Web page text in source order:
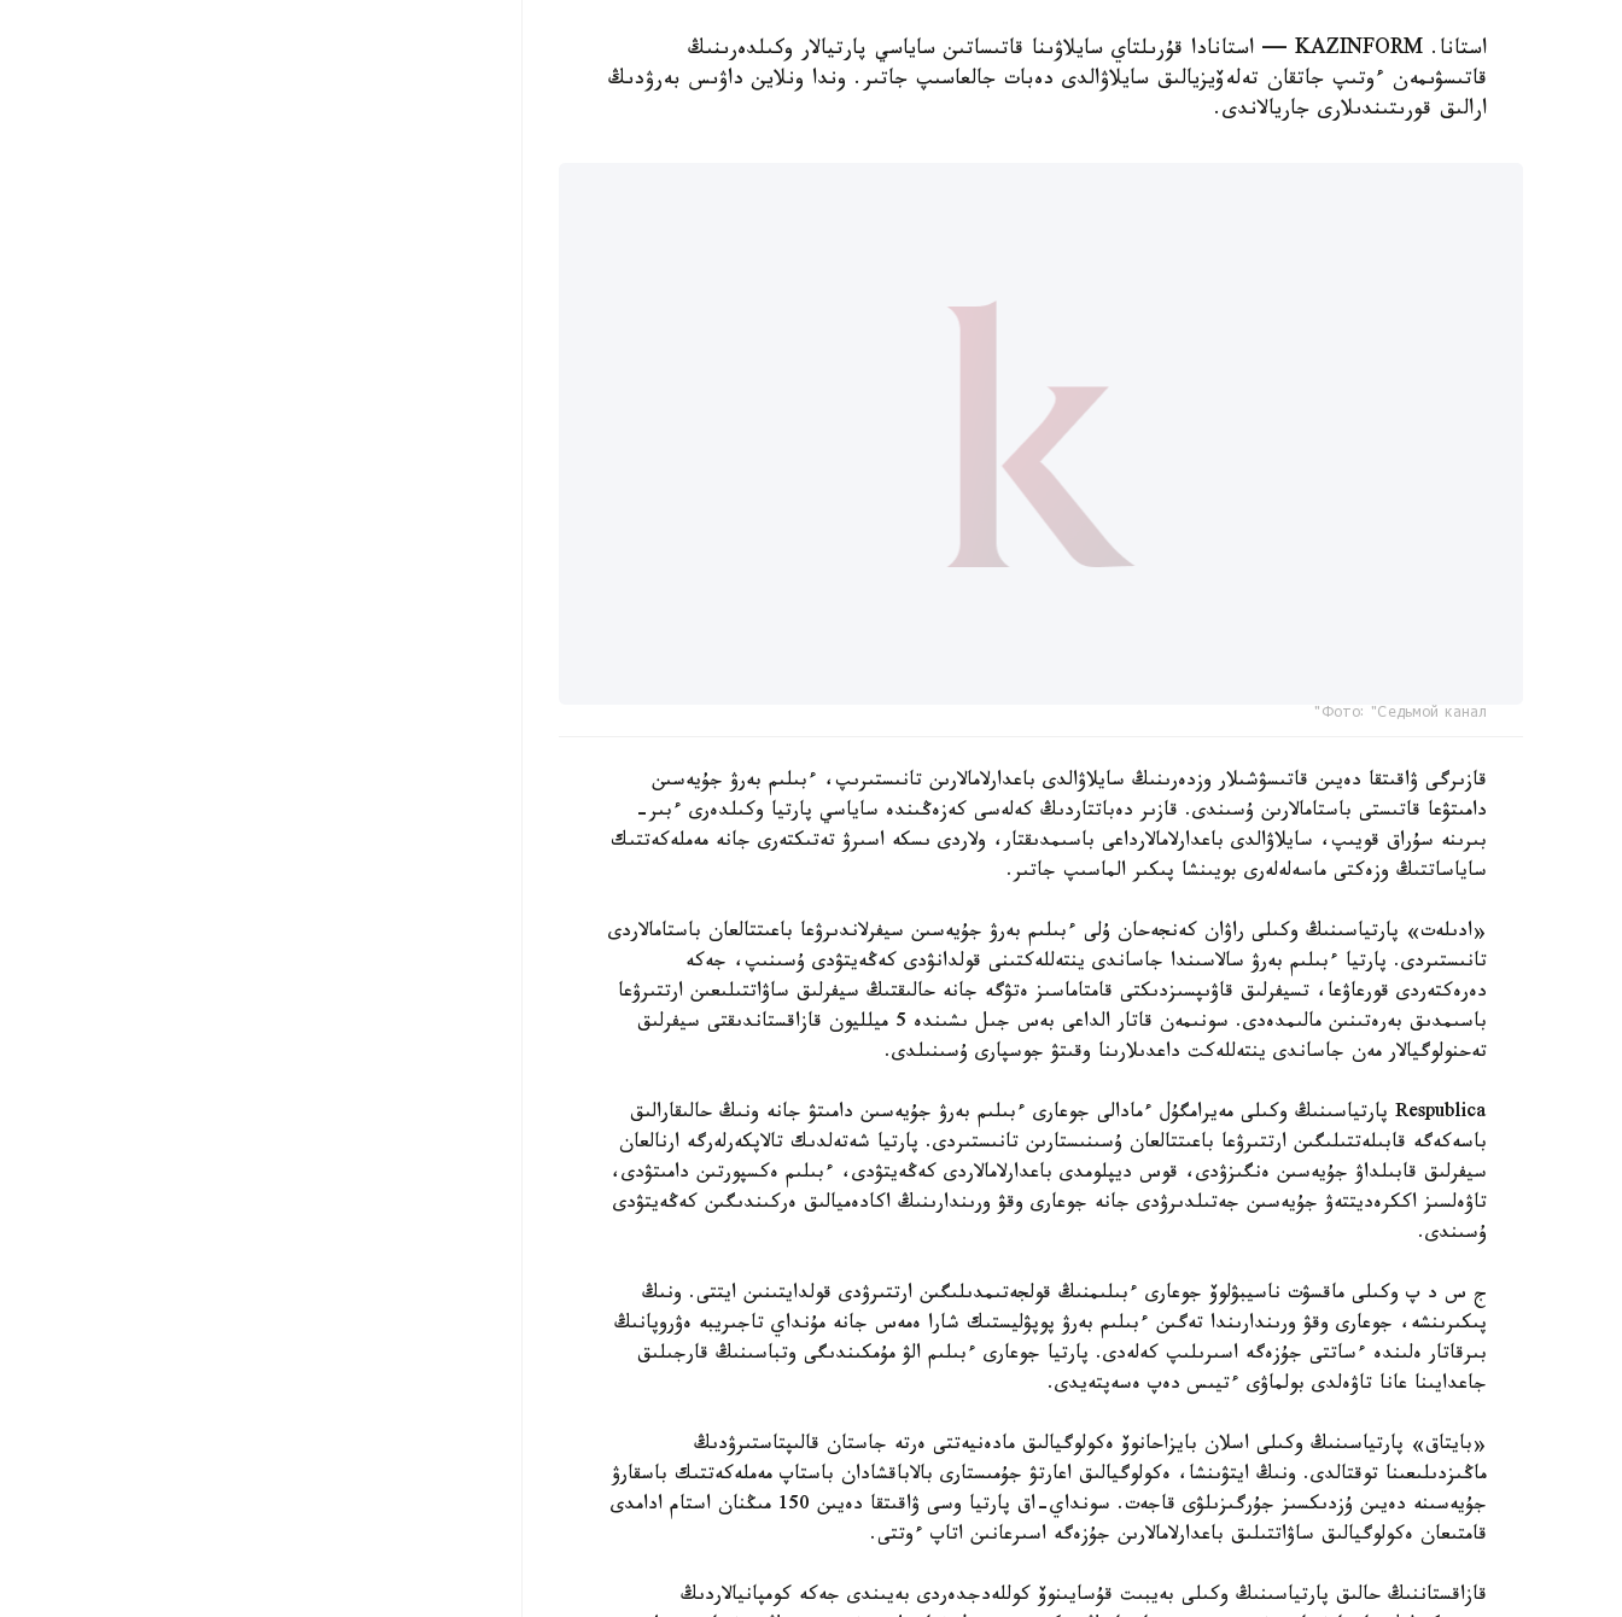
استانا. KAZINFORM — استانادا قۇرىلتاي سايلاۋىنا قاتىساتىن ساياسي پارتيالار وكىلدەرىنىڭ
قاتىسۋىمەن ءوتىپ جاتقان تەلەۆيزيالىق سايلاۋالدى دەبات جالعاسىپ جاتىر. وندا ونلاين داۋىس بەرۋدىڭ
ارالىق قورىتىندىلارى جاريالاندى.
Фото: "Седьмой канал"
قازىرگى ۋاقىتقا دەيىن قاتىسۋشىلار وزدەرىنىڭ سايلاۋالدى باعدارلامالارىن تانىستىرىپ، ءبىلىم بەرۋ جۇيەسىن
دامىتۋعا قاتىستى باستامالارىن ۇسىندى. قازىر دەباتتاردىڭ كەلەسى كەزەڭىندە ساياسي پارتيا وكىلدەرى ءبىر-
بىرىنە سۇراق قويىپ، سايلاۋالدى باعدارلامالارداعى باسىمدىقتار، ولاردى ىسكە اسىرۋ تەتىكتەرى جانە مەملەكەتتىك
ساياساتتىڭ وزەكتى ماسەلەلەرى بويىنشا پىكىر الماسىپ جاتىر.
«ادىلەت» پارتياسىنىڭ وكىلى راۋان كەنجەحان ۇلى ءبىلىم بەرۋ جۇيەسىن سيفرلاندىرۋعا باعىتتالعان باستامالاردى
تانىستىردى. پارتيا ءبىلىم بەرۋ سالاسىندا جاساندى ينتەللەكتىنى قولدانۋدى كەڭەيتۋدى ۇسىنىپ، جەكە
دەرەكتەردى قورعاۋعا، تسيفرلىق قاۋىپسىزدىكتى قامتاماسىز ەتۋگە جانە حالىقتىڭ سيفرلىق ساۋاتتىلىعىن ارتتىرۋعا
باسىمدىق بەرەتىنىن مالىمدەدى. سونىمەن قاتار الداعى بەس جىل ىشىندە 5 ميلليون قازاقستاندىقتى سيفرلىق
تەحنولوگيالار مەن جاساندى ينتەللەكت داعدىلارىنا وقىتۋ جوسپارى ۇسىنىلدى.
Respublica پارتياسىنىڭ وكىلى مەيرامگۇل ءمادالى جوعارى ءبىلىم بەرۋ جۇيەسىن دامىتۋ جانە ونىڭ حالىقارالىق
باسەكەگە قابىلەتتىلىگىن ارتتىرۋعا باعىتتالعان ۇسىنىستارىن تانىستىردى. پارتيا شەتەلدىك تالاپكەرلەرگە ارنالعان
سيفرلىق قابىلداۋ جۇيەسىن ەنگىزۋدى، قوس ديپلومدى باعدارلامالاردى كەڭەيتۋدى، ءبىلىم ەكسپورتىن دامىتۋدى،
تاۋەلسىز اككرەديتتەۋ جۇيەسىن جەتىلدىرۋدى جانە جوعارى وقۋ ورىندارىنىڭ اكادەميالىق ەركىندىگىن كەڭەيتۋدى
ۇسىندى.
ج س د پ وكىلى ماقسۋت ناسيبۋلوۆ جوعارى ءبىلىمنىڭ قولجەتىمدىلىگىن ارتتىرۋدى قولدايتىنىن ايتتى. ونىڭ
پىكىرىنشە، جوعارى وقۋ ورىندارىندا تەگىن ءبىلىم بەرۋ پوپۋليستىك شارا ەمەس جانە مۇنداي تاجىريبە ەۋروپانىڭ
بىرقاتار ەلىندە ءساتتى جۇزەگە اسىرىلىپ كەلەدى. پارتيا جوعارى ءبىلىم الۋ مۇمكىندىگى وتباسىنىڭ قارجىلىق
جاعدايىنا عانا تاۋەلدى بولماۋى ءتيىس دەپ ەسەپتەيدى.
«بايتاق» پارتياسىنىڭ وكىلى اسلان بايزاحانوۆ ەكولوگيالىق مادەنيەتتى ەرتە جاستان قالىپتاستىرۋدىڭ
ماڭىزدىلىعىنا توقتالدى. ونىڭ ايتۋىنشا، ەكولوگيالىق اعارتۋ جۇمىستارى بالاباقشادان باستاپ مەملەكەتتىك باسقارۋ
جۇيەسىنە دەيىن ۇزدىكسىز جۇرگىزىلۋى قاجەت. سونداي-اق پارتيا وسى ۋاقىتقا دەيىن 150 مىڭنان استام ادامدى
قامتىعان ەكولوگيالىق ساۋاتتىلىق باعدارلامالارىن جۇزەگە اسىرعانىن اتاپ ءوتتى.
قازاقستاننىڭ حالىق پارتياسىنىڭ وكىلى بەيبىت قۇسايىنوۆ كوللەدجدەردى بەيىندى جەكە كومپانيالاردىڭ